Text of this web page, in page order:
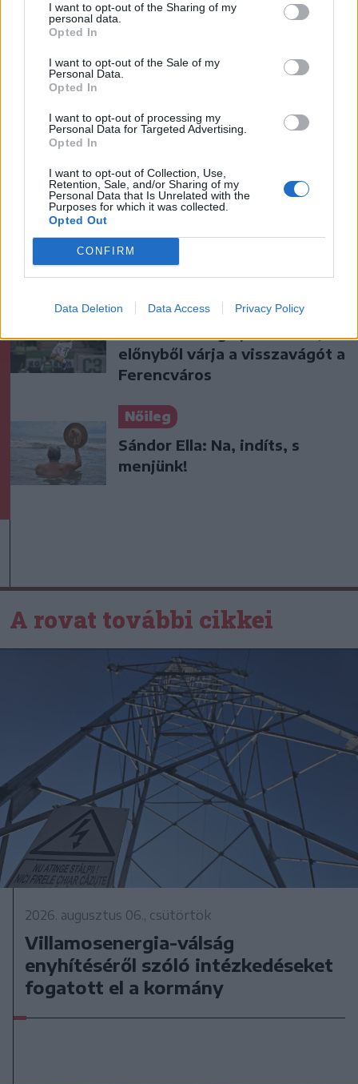
I want to opt-out of the Sharing of my
personal data.
Opted In
I want to opt-out of the Sale of my
Personal Data.
Opted In
I want to opt-out of processing my
Personal Data for Targeted Advertising.
Opted In
I want to opt-out of Collection, Use,
Retention, Sale, and/or Sharing of my
Personal Data that Is Unrelated with the
Purposes for which it was collected.
Opted Out
CONFIRM
Data Deletion Data Access Privacy Policy
Maros partján – frissítve
Corbu góljától hangos a
válogatott meghívót
sürgetnek
Krónika
Büntetőfeljelentést tett
telefonszámról érkezett
fenyegetés miatt
Székely Sport
előnyből várja a visszavágót a
Ferencváros
Nőileg
Sándor Ella: Na, indíts, s
menjünk!
A rovat további cikkei
2026. augusztus 06., csütörtök
Villamosenergia-válság
enyhítéséről szóló intézkedéseket
fogatott el a kormány